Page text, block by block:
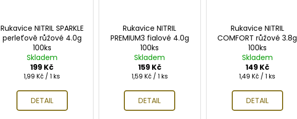
Rukavice NITRIL SPARKLE
perleťově růžové 4.0g
100ks
Skladem
199 Kč
Měrná
1,99 Kč / 1 ks
DETAIL
Rukavice NITRIL
PREMIUM3 fialové 4.0g
100ks
Skladem
159 Kč
Měrná
1,59 Kč / 1 ks
DETAIL
Rukavice NITRIL
COMFORT růžové 3.8g
100ks
Skladem
149 Kč
Měrná
1,49 Kč / 1 ks
DETAIL